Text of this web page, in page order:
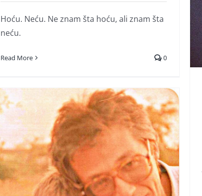
Hoću. Neću. Ne znam šta hoću, ali znam šta
neću.
Read More 0
Doručak kod velikog vezira